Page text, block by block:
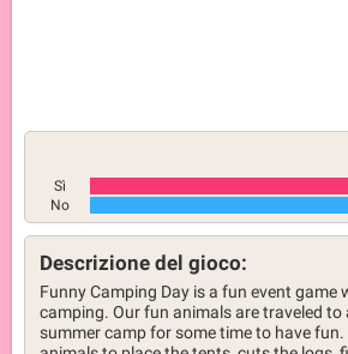
Sì
No
Descrizione del gioco:
Funny Camping Day is a fun event game
camping. Our fun animals are traveled to
summer camp for some time to have